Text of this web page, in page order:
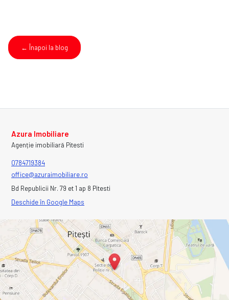
← Înapoi la blog
Azura Imobiliare
Agenție imobiliară Pitesti
0784719384
office@azuraimobiliare.ro
Bd Republicii Nr. 79 et 1 ap 8 Pitesti
Deschide în Google Maps